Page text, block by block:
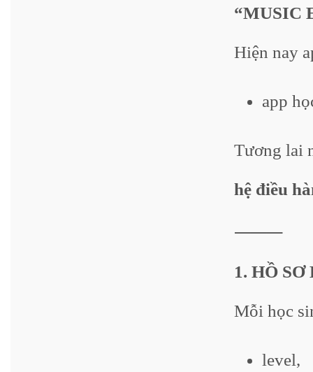
“MUSIC
Hiện nay
app
Tương lai
hệ điều
⸻
1. HỒ
Mỗi học
level,